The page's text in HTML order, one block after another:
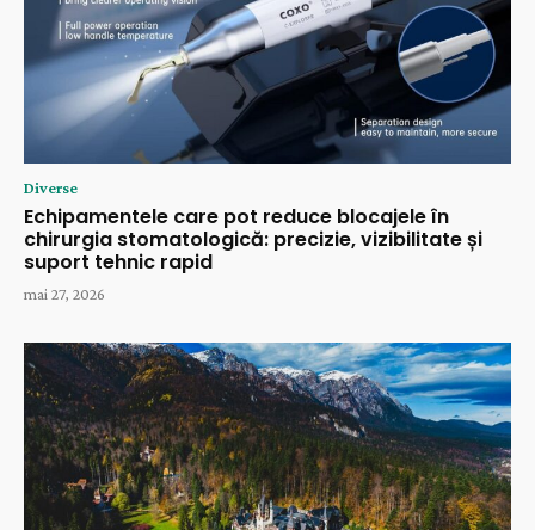
Diverse
Echipamentele care pot reduce blocajele în
chirurgia stomatologică: precizie, vizibilitate și
suport tehnic rapid
mai 27, 2026